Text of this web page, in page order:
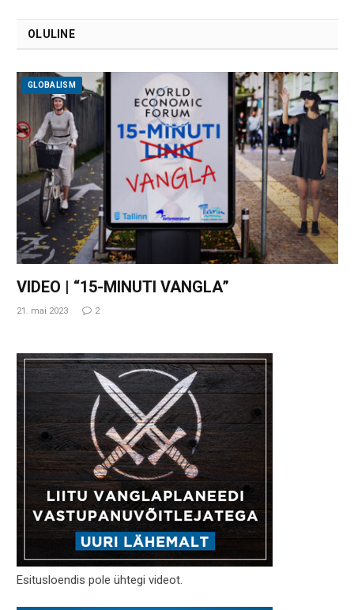
OLULINE
GLOBALISM
VIDEO | “15-MINUTI VANGLA”
21. mai 2023 2
Esitusloendis pole ühtegi videot.